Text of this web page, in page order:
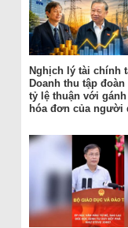
Nghịch lý tài chính
Doanh thu tập
tỷ lệ thuận với gánh
hóa đơn của người